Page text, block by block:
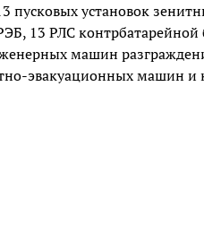
пусковых установок
13 РЛС
машин
эвакуационных машин